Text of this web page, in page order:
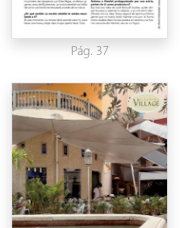
Pág. 37